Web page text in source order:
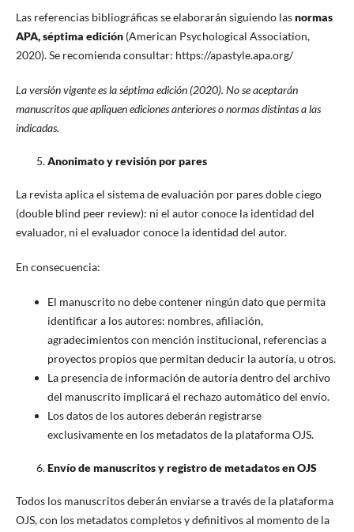
Las referencias bibliográficas se elaborarán siguiendo lasnormas
APA, séptima edición(American Psychological Association,
2020). Se recomienda consultar: https://apastyle.apa.org/
La versión vigente es la séptima edición (2020). No se aceptarán
manuscritos que apliquen ediciones anteriores o normas distintas a las
indicadas.
Anonimato y revisión por pares
La revista aplica el sistema de evaluación por pares doble ciego
(double blind peer review): ni el autor conoce la identidad del
evaluador, ni el evaluador conoce la identidad del autor.
En consecuencia:
El manuscrito no debe contener ningún dato que permita
identificar a los autores: nombres, afiliación,
agradecimientos con mención institucional, referencias a
proyectos propios que permitan deducir la autoría, u otros.
La presencia de información de autoría dentro del archivo
del manuscrito implicará el rechazo automático del envío.
Los datos de los autores deberán registrarse
exclusivamente en los metadatos de la plataforma OJS.
Envío de manuscritos y registro de metadatos en OJS
Todos los manuscritos deberán enviarse a través de la plataforma
OJS, con los metadatos completos y definitivos al momento de la